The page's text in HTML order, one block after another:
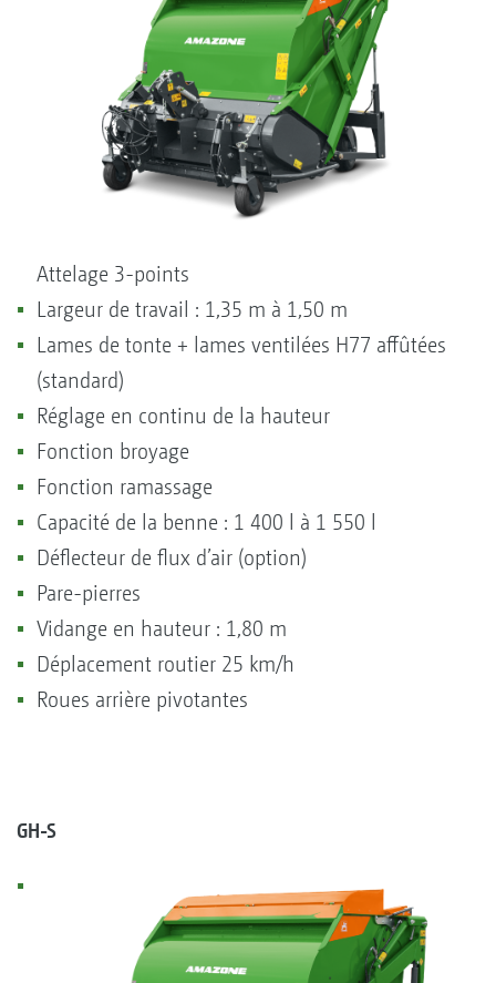
Attelage 3-points
Largeur de travail : 1,35 m à 1,50 m
Lames de tonte + lames ventilées H77 affûtées
(standard)
Réglage en continu de la hauteur
Fonction broyage
Fonction ramassage
Capacité de la benne : 1 400 l à 1 550 l
Déflecteur de flux d’air (option)
Pare-pierres
Vidange en hauteur : 1,80 m
Déplacement routier 25 km/h
Roues arrière pivotantes
GH-S